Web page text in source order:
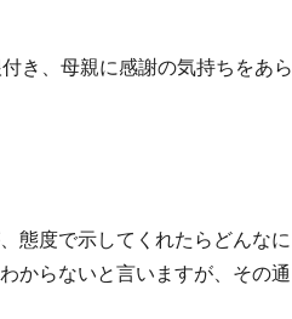
き、母親に感謝の気持ちをあら
態度で示してくれたらどんなに
からないと言いますが、その通